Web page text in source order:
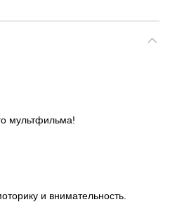
мультфильма!
и внимательность.